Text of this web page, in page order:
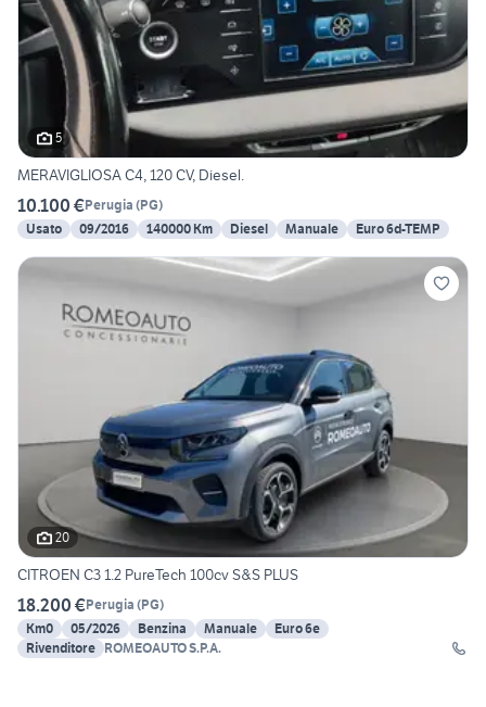
5
MERAVIGLIOSA C4, 120 CV, Diesel.
10.100 €Perugia (PG)
Usato
09/2016 140000 Km Diesel Manuale Euro 6d-TEMP
20
CITROEN C3 1.2 PureTech 100cv S&S PLUS
18.200 €Perugia (PG)
Km0
05/2026 Benzina Manuale
Euro 6e
Rivenditore ROMEOAUTO S.P.A.